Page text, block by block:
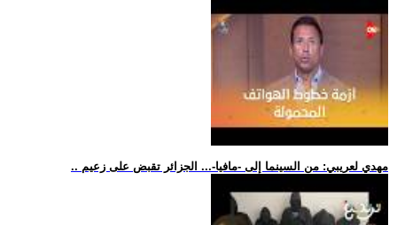
.. مهدي لعريبي: من السينما إلى -مافيا-... الجزائر تقبض على زعيم